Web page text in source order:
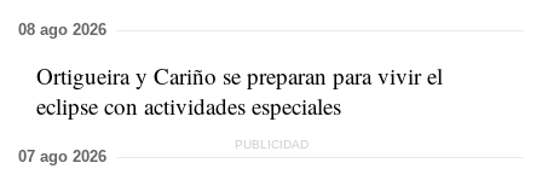
08 ago 2026
Ortigueira y Cariño se preparan para vivir el
eclipse con actividades especiales
07 ago 2026